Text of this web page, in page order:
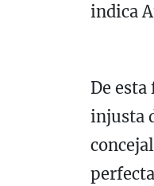
indica
De
injusta